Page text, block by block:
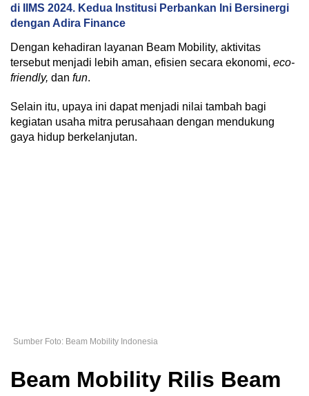
di IIMS 2024. Kedua Institusi Perbankan Ini Bersinergi
dengan Adira Finance
Dengan kehadiran layanan Beam Mobility, aktivitas
tersebut menjadi lebih aman, efisien secara ekonomi, eco-
friendly, dan fun.
Selain itu, upaya ini dapat menjadi nilai tambah bagi
kegiatan usaha mitra perusahaan dengan mendukung
gaya hidup berkelanjutan.
Sumber Foto: Beam Mobility Indonesia
Beam Mobility Rilis Beam